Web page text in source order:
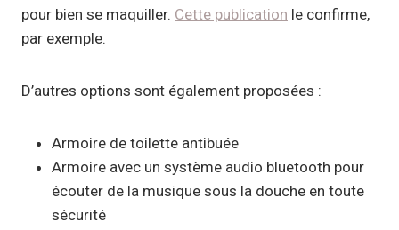
pour bien se maquiller. Cette publication le confirme,
par exemple.
D’autres options sont également proposées :
Armoire de toilette antibuée
Armoire avec un système audio bluetooth pour
écouter de la musique sous la douche en toute
sécurité